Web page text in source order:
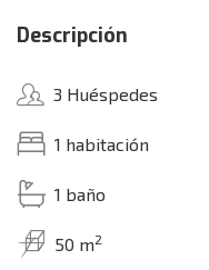
Descripción
3 Huéspedes
1 habitación
1 baño
50 m2